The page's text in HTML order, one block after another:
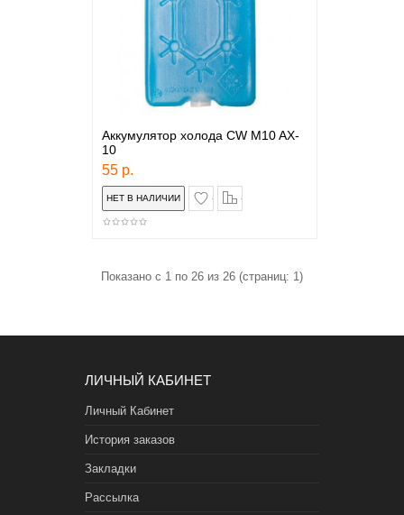
Аккумулятор холода CW M10 AX-
10
55 р.
в закладки
Показано с 1 по 26 из 26 (страниц: 1)
ЛИЧНЫЙ КАБИНЕТ
Личный Кабинет
История заказов
Закладки
Рассылка